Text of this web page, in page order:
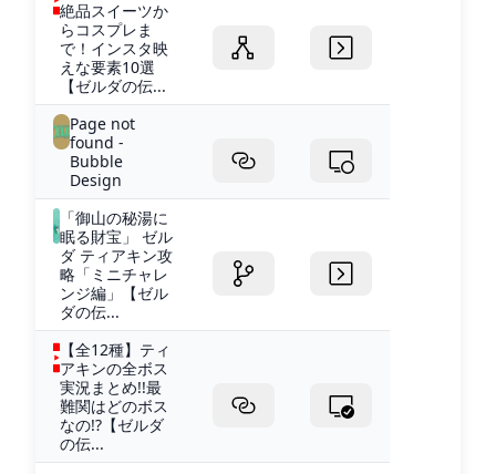
絶品スイーツか
らコスプレま
で！インスタ映
えな要素10選
【ゼルダの伝...
Page not
found -
Bubble
Design
「御山の秘湯に
眠る財宝」 ゼル
ダ ティアキン攻
略「ミニチャレ
ンジ編」【ゼル
ダの伝...
【全12種】ティ
アキンの全ボス
実況まとめ!!最
難関はどのボス
なの!?【ゼルダ
の伝...